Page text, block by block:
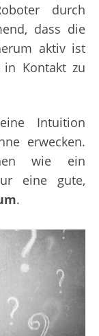
durch
dass die
aktiv ist
Kontakt zu
Intuition
erwecken.
wie ein
eine gute,
.